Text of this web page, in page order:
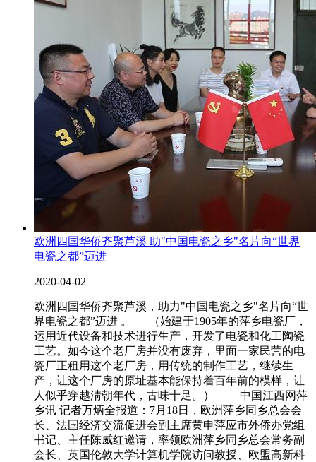
欧洲四国华侨齐聚芦溪 助"中国电瓷之乡"名片向“世界
电瓷之都”迈进
2020-04-02
欧洲四国华侨齐聚芦溪，助力"中国电瓷之乡"名片向“世
界电瓷之都”迈进 。 （始建于1905年的萍乡电瓷厂，
运用近代设备和技术进行生产，开发了电瓷和化工陶瓷
工艺。如今这个老厂房并没有废弃，里面一家民营的电
瓷厂正租用这个老厂房，用传统的制作工艺，继续生
产，让这个厂房的原址基本能保持着百年前的模样，让
人似乎穿越淸朝年代，古味十足。） 中国江西网萍
乡讯 记者万炳全报道：7月18日，欧洲萍乡同乡总会会
长、法国经济交流促进会副主席黄申萍应市外侨办党组
书记、主任陈威红邀请，率领欧洲萍乡同乡总会常务副
会长、英国伦敦大学计算机学院访问教授、欧盟高新科